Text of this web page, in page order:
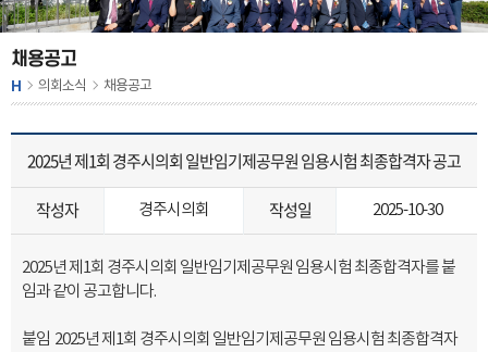
채용공고
H 의회소식 채용공고
2025년 제1회 경주시의회 일반임기제공무원 임용시험 최종합격자 공고
작성자 경주시의회 작성일 2025-10-30
2025년 제1회 경주시의회 일반임기제공무원 임용시험 최종합격자를 붙
임과 같이 공고합니다.
붙임 2025년 제1회 경주시의회 일반임기제공무원 임용시험 최종합격자